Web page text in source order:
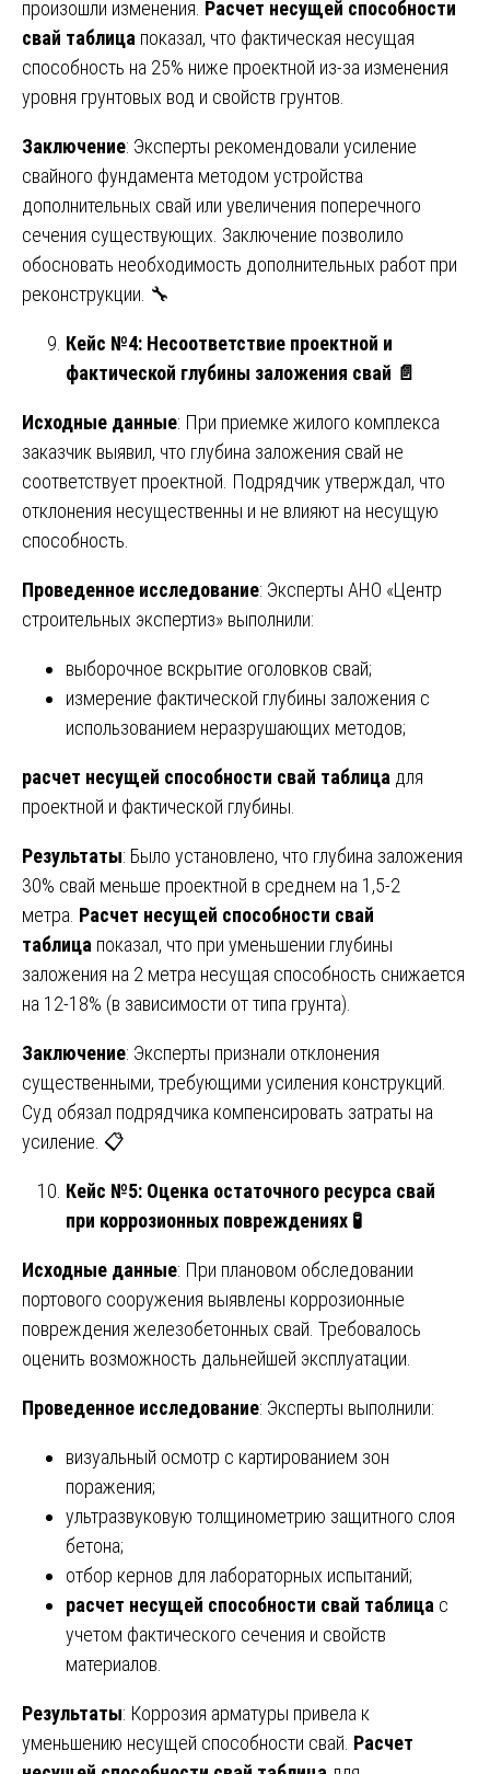
произошли изменения. Расчет несущей способности
свай таблица показал, что фактическая несущая
способность на 25% ниже проектной из-за изменения
уровня грунтовых вод и свойств грунтов.
Заключение: Эксперты рекомендовали усиление
свайного фундамента методом устройства
дополнительных свай или увеличения поперечного
сечения существующих. Заключение позволило
обосновать необходимость дополнительных работ при
реконструкции. 🔧
Кейс №4: Несоответствие проектной и
фактической глубины заложения свай 📄
Исходные данные: При приемке жилого комплекса
заказчик выявил, что глубина заложения свай не
соответствует проектной. Подрядчик утверждал, что
отклонения несущественны и не влияют на несущую
способность.
Проведенное исследование: Эксперты АНО «Центр
строительных экспертиз» выполнили:
выборочное вскрытие оголовков свай;
измерение фактической глубины заложения с
использованием неразрушающих методов;
расчет несущей способности свай таблица для
проектной и фактической глубины.
Результаты: Было установлено, что глубина заложения
30% свай меньше проектной в среднем на 1,5-2
метра. Расчет несущей способности свай
таблица показал, что при уменьшении глубины
заложения на 2 метра несущая способность снижается
на 12-18% (в зависимости от типа грунта).
Заключение: Эксперты признали отклонения
существенными, требующими усиления конструкций.
Суд обязал подрядчика компенсировать затраты на
усиление. 📋
Кейс №5: Оценка остаточного ресурса свай
при коррозионных повреждениях 🧪
Исходные данные: При плановом обследовании
портового сооружения выявлены коррозионные
повреждения железобетонных свай. Требовалось
оценить возможность дальнейшей эксплуатации.
Проведенное исследование: Эксперты выполнили:
визуальный осмотр с картированием зон
поражения;
ультразвуковую толщинометрию защитного слоя
бетона;
отбор кернов для лабораторных испытаний;
расчет несущей способности свай таблица с
учетом фактического сечения и свойств
материалов.
Результаты: Коррозия арматуры привела к
уменьшению несущей способности свай. Расчет